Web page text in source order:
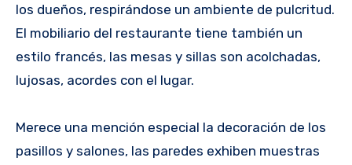
los dueños, respirándose un ambiente de pulcritud.
El mobiliario del restaurante tiene también un
estilo francés, las mesas y sillas son acolchadas,
lujosas, acordes con el lugar.
Merece una mención especial la decoración de los
pasillos y salones, las paredes exhiben muestras